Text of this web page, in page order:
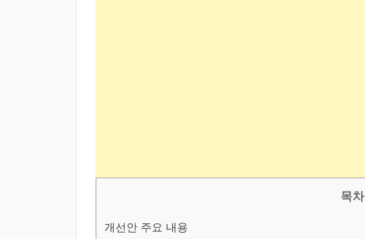
목차
개선안 주요 내용